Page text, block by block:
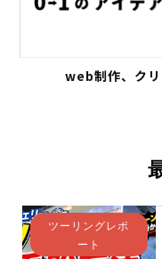
web制作、クリ
ツーリングレポ
ート